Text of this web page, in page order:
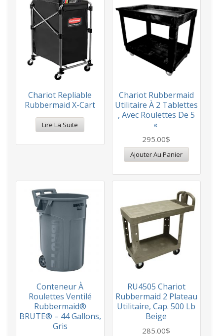
Chariot Repliable
Rubbermaid X-Cart
Lire La Suite
Chariot Rubbermaid
Utilitaire À 2 Tablettes
, Avec Roulettes De 5
«
295.00$
Ajouter Au Panier
Conteneur À
Roulettes Ventilé
Rubbermaid®
BRUTE® – 44 Gallons,
Gris
RU4505 Chariot
Rubbermaid 2 Plateau
Utilitaire, Cap. 500 Lb
Beige
285.00$